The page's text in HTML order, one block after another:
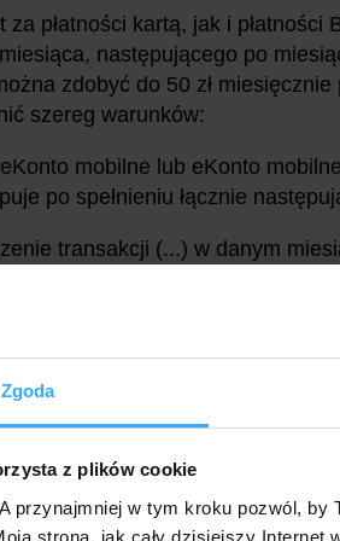
Zgoda
z plików cookie
przynajmniej w tym kroku pozwól, by
strona, jak cały dzisiejszy Internet
płatności kartą, jak i płatności
następującego po
zdobyć do 50 zł
szereg warunków:
mobilne lub eKonto
po spełnieniu łącznie
transakcji (...) w danym
(...) do 15 dnia miesiąca,
została wykonana,
miesiącu jednorazowego
plus w kwocie nie niższej
może pochodzić z rachunku